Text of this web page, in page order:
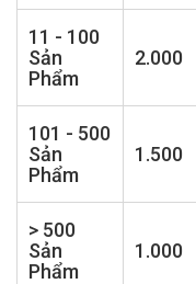
11 - 100
Sản
Phẩm
2.000
101 - 500
Sản
Phẩm
1.500
> 500
Sản
Phẩm
1.000